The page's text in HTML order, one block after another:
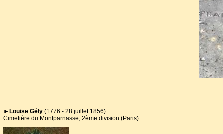
►Louise Gély (1776 - 28 juillet 1856)
Cimetière du Montparnasse, 2ème division (Paris)